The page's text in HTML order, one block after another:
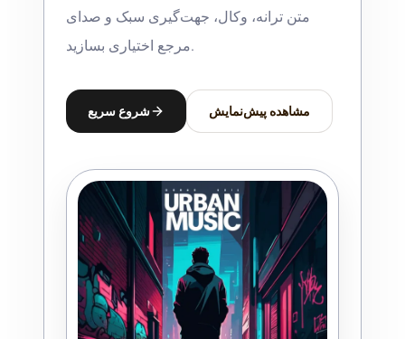
متن ترانه، وکال، جهت‌گیری سبک و صدای
مرجع اختیاری بسازید.
شروع سریع مشاهده پیش‌نمایش